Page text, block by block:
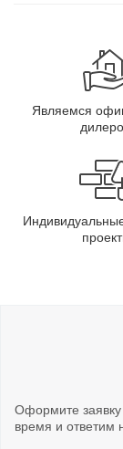
Являемся
Оформите
время и ответим